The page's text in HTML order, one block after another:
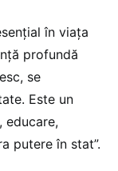
în viața
profundă
se
Este un
educare,
putere în stat”.